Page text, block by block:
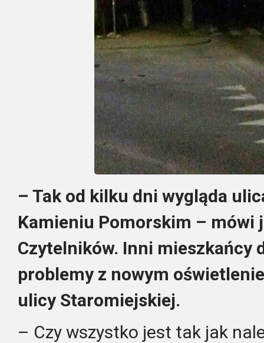
– Tak od kilku dni wygląda
Kamieniu Pomorskim – mówi
Czytelników. Inni mieszkańcy
problemy z nowym
ulicy Staromiejskiej.
– Czy wszystko jest tak jak